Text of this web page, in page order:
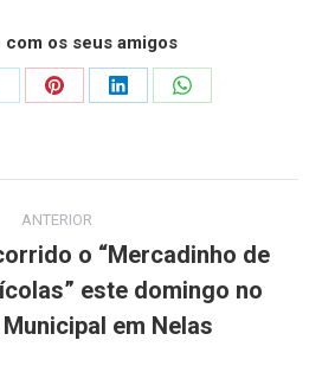
com os seus amigos
Share
Share
Share
ANTERIOR
Previous
post:
o “Mercadinho de
este domingo no
em Nelas